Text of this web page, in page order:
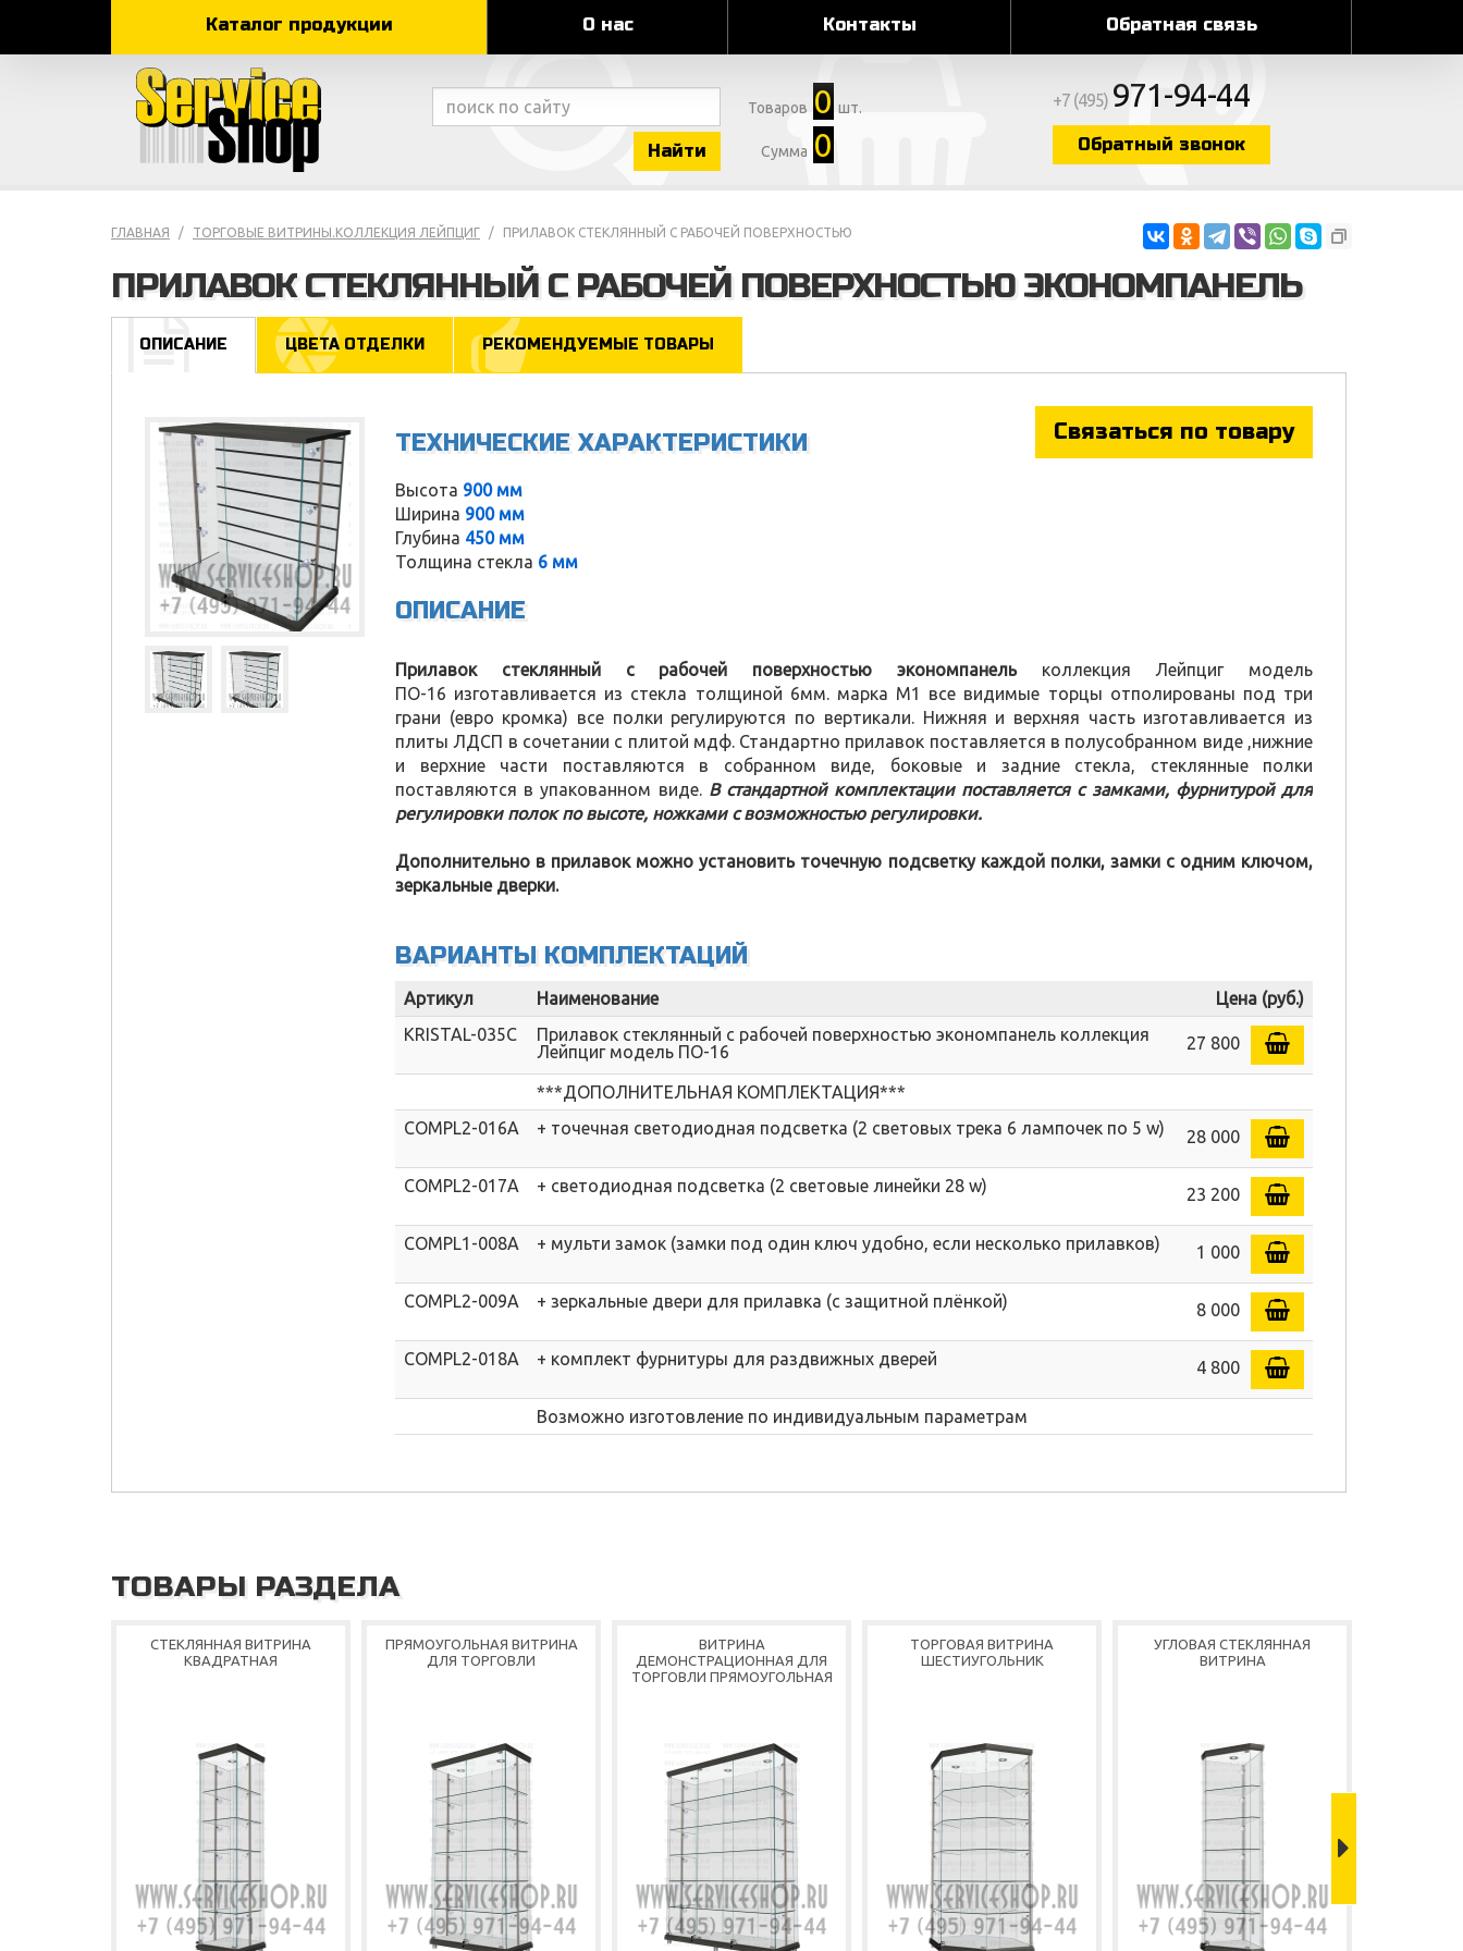
Каталог продукции О нас Контакты Обратная связь
Найти
Товаров 0 шт.
Сумма 0
+7 (495) 971-94-44
Обратный звонок
ГЛАВНАЯ ТОРГОВЫЕ ВИТРИНЫ.КОЛЛЕКЦИЯ ЛЕЙПЦИГ ПРИЛАВОК СТЕКЛЯННЫЙ С РАБОЧЕЙ ПОВЕРХНОСТЬЮ
ПРИЛАВОК СТЕКЛЯННЫЙ С РАБОЧЕЙ ПОВЕРХНОСТЬЮ ЭКОНОМПАНЕЛЬ
ОПИСАНИЕ ЦВЕТА ОТДЕЛКИ РЕКОМЕНДУЕМЫЕ ТОВАРЫ
Связаться по товару
ТЕХНИЧЕСКИЕ ХАРАКТЕРИСТИКИ
Высота 900 мм
Ширина 900 мм
Глубина 450 мм
Толщина стекла 6 мм
ОПИСАНИЕ
Прилавок стеклянный с рабочей поверхностью экономпанельколлекция Лейпциг модель
ПО-16 изготавливается из стекла толщиной 6мм. марка М1 все видимые торцы отполированы под три
грани (евро кромка) все полки регулируются по вертикали. Нижняя и верхняя часть изготавливается из
плиты ЛДСП в сочетании с плитой мдф. Стандартно прилавок поставляется в полусобранном виде ,нижние
и верхние части поставляются в собранном виде, боковые и задние стекла, стеклянные полки
поставляются в упакованном виде. В стандартной комплектации поставляется с замками, фурнитурой для
регулировки полок по высоте, ножками с возможностью регулировки.
Дополнительно в прилавок можно установить точечную подсветку каждой полки, замки с одним ключом,
зеркальные дверки.
ВАРИАНТЫ КОМПЛЕКТАЦИЙ
Артикул Наименование
Цена (руб.)
KRISTAL-035C
Прилавок стеклянный с рабочей поверхностью экономпанель коллекция
Лейпциг модель ПО-16
27 800
***ДОПОЛНИТЕЛЬНАЯ КОМПЛЕКТАЦИЯ***
COMPL2-016A
+ точечная светодиодная подсветка (2 световых трека 6 лампочек по 5 w) 28 000
COMPL2-017A + светодиодная подсветка (2 световые линейки 28 w) 23 200
COMPL1-008A + мульти замок (замки под один ключ удобно, если несколько прилавков) 1 000
COMPL2-009A + зеркальные двери для прилавка (с защитной плёнкой) 8 000
COMPL2-018A + комплект фурнитуры для раздвижных дверей 4 800
Возможно изготовление по индивидуальным параметрам
ТОВАРЫ РАЗДЕЛА
СТЕКЛЯННАЯ ВИТРИНА
КВАДРАТНАЯ
ПРЯМОУГОЛЬНАЯ ВИТРИНА
ДЛЯ ТОРГОВЛИ
ВИТРИНА
ДЕМОНСТРАЦИОННАЯ ДЛЯ
ТОРГОВЛИ ПРЯМОУГОЛЬНАЯ
ТОРГОВАЯ ВИТРИНА
ШЕСТИУГОЛЬНИК
УГЛОВАЯ СТЕКЛЯННАЯ
ВИТРИНА